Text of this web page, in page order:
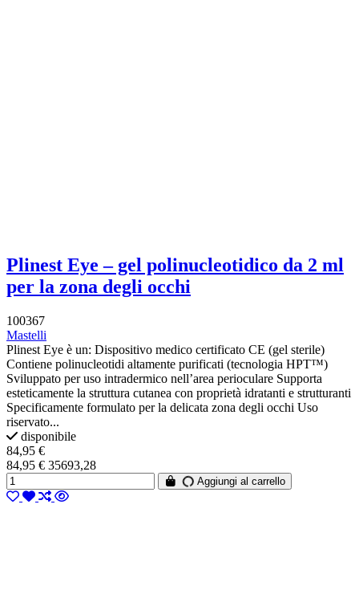
Plinest Eye – gel polinucleotidico da 2 ml
per la zona degli occhi
100367
Mastelli
Plinest Eye è un: Dispositivo medico certificato CE (gel sterile)
Contiene polinucleotidi altamente purificati (tecnologia HPT™)
Sviluppato per uso intradermico nell’area perioculare Supporta
esteticamente la struttura cutanea con proprietà idratanti e strutturanti
Specificamente formulato per la delicata zona degli occhi Uso
riservato...
disponibile
84,95 €
84,95 € 35693,28
Aggiungi al carrello